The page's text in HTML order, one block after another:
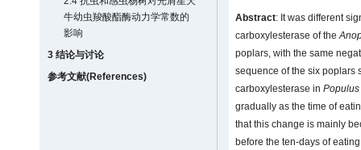
牛幼虫羧酸酯酶动力学常数的
影响
3 结论与讨论
参考文献(References)
Abstract: It was different
carboxylesterase of the
poplars, with the same
sequence of the six poplars
carboxylesterase in
gradually as the time of
that this change is mainly
before the ten-days of